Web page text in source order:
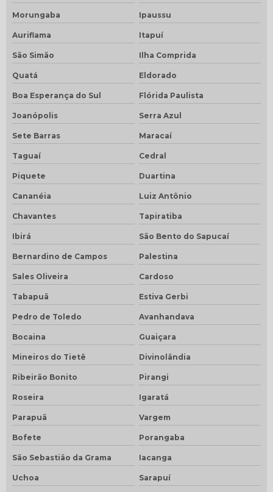
Morungaba Ipaussu
Auriflama Itapuí
São Simão Ilha Comprida
Quatá Eldorado
Boa Esperança do Sul Flórida Paulista
Joanópolis Serra Azul
Sete Barras Maracaí
Taguaí Cedral
Piquete Duartina
Cananéia Luiz Antônio
Chavantes Tapiratiba
Ibirá São Bento do Sapucaí
Bernardino de Campos Palestina
Sales Oliveira Cardoso
Tabapuã Estiva Gerbi
Pedro de Toledo Avanhandava
Bocaina Guaiçara
Mineiros do Tietê Divinolândia
Ribeirão Bonito Pirangi
Roseira Igaratá
Parapuã Vargem
Bofete Porangaba
São Sebastião da Grama Iacanga
Uchoa Sarapuí